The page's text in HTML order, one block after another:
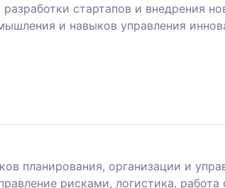
стартапов и внедрения
и навыков управления
планирования, организации и
рисками, логистика,